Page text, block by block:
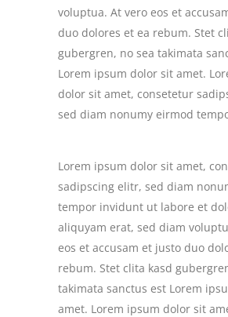
voluptua. At vero eos et
duo dolores et ea rebum. Stet
gubergren, no sea takimata
Lorem ipsum dolor sit amet.
dolor sit amet, consetetur
sed diam nonumy eirmod
Lorem ipsum dolor sit amet,
sadipscing elitr, sed diam
tempor invidunt ut labore et
aliquyam erat, sed diam
eos et accusam et justo duo
rebum. Stet clita kasd
takimata sanctus est Lorem
amet. Lorem ipsum dolor sit